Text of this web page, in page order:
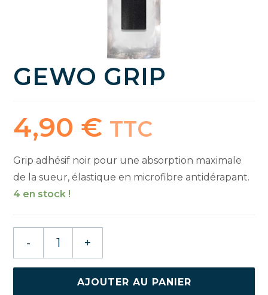
GEWO GRIP
4,90 € TTC
Grip adhésif noir pour une absorption maximale
de la sueur, élastique en microfibre antidérapant.
4 en stock !
- +
AJOUTER AU PANIER